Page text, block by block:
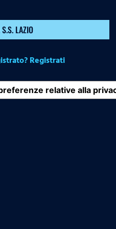
LAZIO
Registrati
relative alla